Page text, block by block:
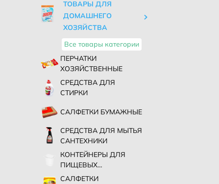
ТОВАРЫ ДЛЯ
ДОМАШНЕГО
ХОЗЯЙСТВА
Все товары категории
ПЕРЧАТКИ
ХОЗЯЙСТВЕННЫЕ
СРЕДСТВА ДЛЯ
СТИРКИ
САЛФЕТКИ БУМАЖНЫЕ
СРЕДСТВА ДЛЯ МЫТЬЯ
САНТЕХНИКИ
КОНТЕЙНЕРЫ ДЛЯ
ПИЩЕВЫХ
ПРОДУКТОВ
САЛФЕТКИ